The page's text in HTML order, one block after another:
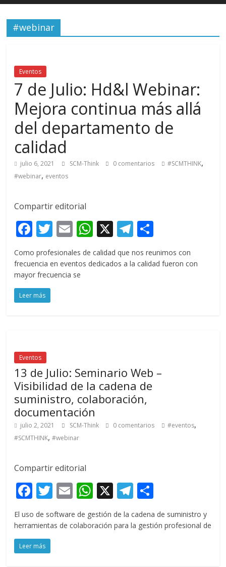
#webinar
Eventos
7 de Julio: Hd&l Webinar:
Mejora continua más allá
del departamento de
calidad
julio 6, 2021 SCM-Think 0 comentarios #SCMTHINK,
#webinar, eventos
Compartir editorial
F
ac
e
b
o
o
T
w
itt
er
E
m
ai
l
W
h
at
X T
e
o
m
Como profesionales de calidad que nos reunimos con
frecuencia en eventos dedicados a la calidad fueron con
mayor frecuencia se
Leer más
Eventos
13 de Julio: Seminario Web –
Visibilidad de la cadena de
suministro, colaboración,
documentación
julio 2, 2021 SCM-Think 0 comentarios #eventos,
#SCMTHINK,#webinar
Compartir editorial
F
ac
e
b
o
T
w
itt
E
m
ai
W
h
at
X T
el
e
o
m
El uso de software de gestión de la cadena de suministro y
herramientas de colaboración para la gestión profesional de
Leer más